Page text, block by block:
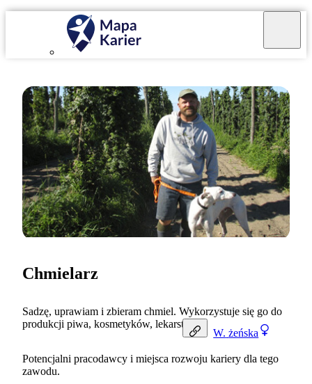
W. żeńska
Chmielarz
Sadzę, uprawiam i zbieram chmiel. Wykorzystuje się go do
produkcji piwa, kosmetyków, lekarstw.
Potencjalni pracodawcy i miejsca rozwoju kariery dla tego
zawodu.